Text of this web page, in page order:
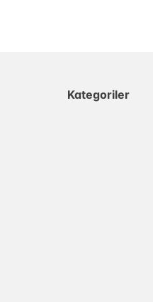
Kategoriler